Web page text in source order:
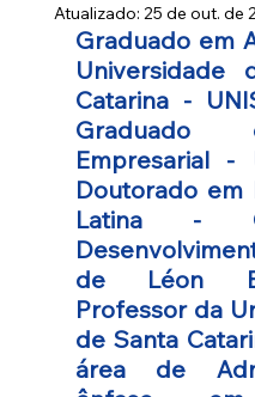
Atualizado: 25 de out. de
Graduado em
Catarina -
Graduado
Empresarial -
Doutorado em
Latina -
de Léon
Professor da
de Santa
área de